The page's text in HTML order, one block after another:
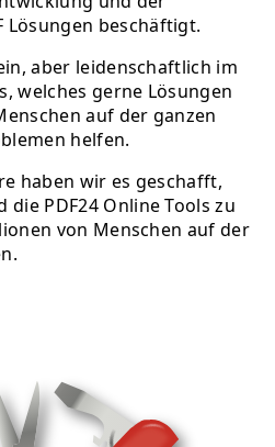
Lösungen beschäftigt.
aber leidenschaftlich im
welches gerne Lösungen
auf der ganzen
helfen.
haben wir es geschafft,
die PDF24 Online Tools zu
von Menschen auf der